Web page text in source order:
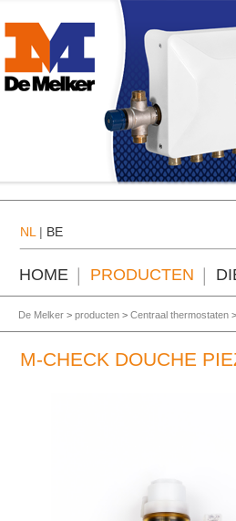
NL | BE
HOME PRODUCTEN
De Melker > producten > Centraal thermostaten >
M-CHECK DOUCHE